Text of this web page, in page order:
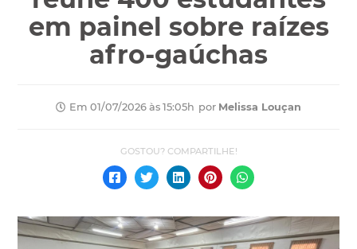
em painel sobre raízes
afro-gaúchas
Em 01/07/2026 às 15:05h por Melissa Louçan